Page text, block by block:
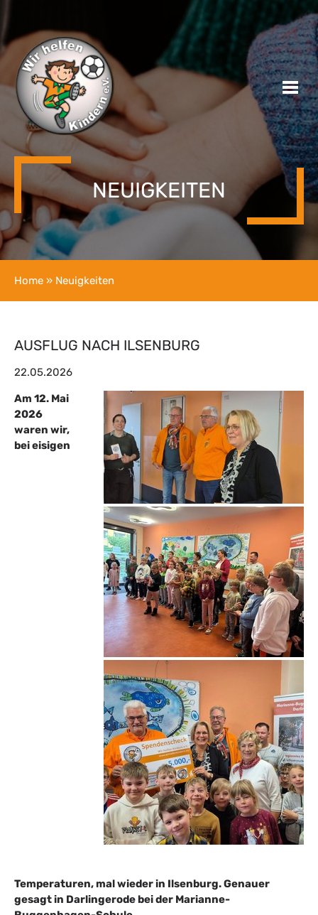
NEUIGKEITEN
Home » Neuigkeiten
AUSFLUG NACH ILSENBURG
22.05.2026
Am 12. Mai
2026
waren wir,
bei eisigen
Temperaturen, mal wieder in Ilsenburg. Genauer
gesagt in Darlingerode bei der Marianne-